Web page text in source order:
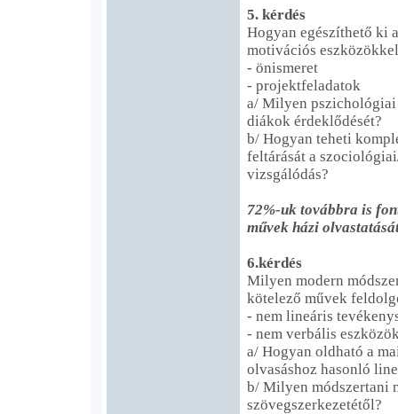
5. kérdés
Hogyan egészíthető ki
motivációs
- önismeret
- projektfeladatok
a/ Milyen
diákok érdeklődését?
b/ Hogyan teheti
feltárását a
vizsgálódás?
72%-uk továbbra is
művek házi
6.kérdés
Milyen modern
kötelező művek
- nem lineáris
- nem verbális
a/ Hogyan oldható a
olvasáshoz hasonló
b/ Milyen módszertani
szövegszerkezetétől?